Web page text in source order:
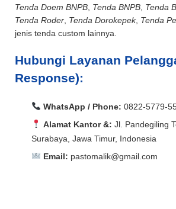
Tenda Doem BNPB Tenda BNPB Tenda
Tenda Roder Tenda Dorokepek, Tenda
jenis tenda custom lainnya.
Hubungi Layanan
Response):
WhatsApp / Phone: 0822-5779-
Alamat Kantor &: Jl. Pandegiling
Surabaya, Jawa Timur, Indonesia
Email: pastomalik@gmail.com